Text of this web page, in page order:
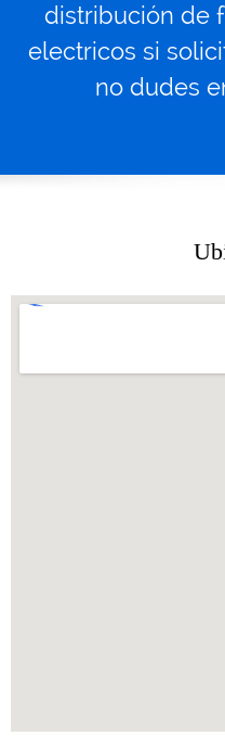
distribución de
electricos si
no dudes